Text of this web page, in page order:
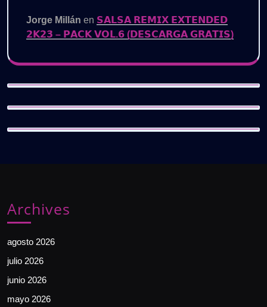
Jorge Millán en 𝗦𝗔𝗟𝗦𝗔 𝗥𝗘𝗠𝗜𝗫 𝗘𝗫𝗧𝗘𝗡𝗗𝗘𝗗
𝟮𝗞𝟮𝟯 – 𝗣𝗔𝗖𝗞 𝗩𝗢𝗟.𝟲 (𝗗𝗘𝗦𝗖𝗔𝗥𝗚𝗔 𝗚𝗥𝗔𝗧𝗜𝗦)
Archives
agosto 2026
julio 2026
junio 2026
mayo 2026